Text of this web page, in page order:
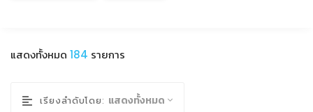
แสดงทั้งหมด 184 รายการ
เรียงลำดับโดย: แสดงทั้งหมด